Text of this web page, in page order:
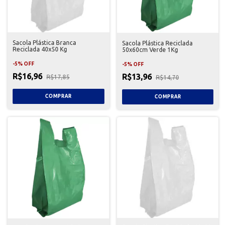
Sacola Plástica Branca
Reciclada 40x50 Kg
-5% OFF
R$16,96 R$17,85
Sacola Plástica Reciclada
50x60cm Verde 1Kg
-5% OFF
R$13,96 R$14,70